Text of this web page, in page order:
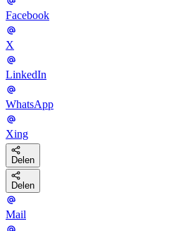
Facebook
X
LinkedIn
WhatsApp
Xing
Delen
Delen
Mail